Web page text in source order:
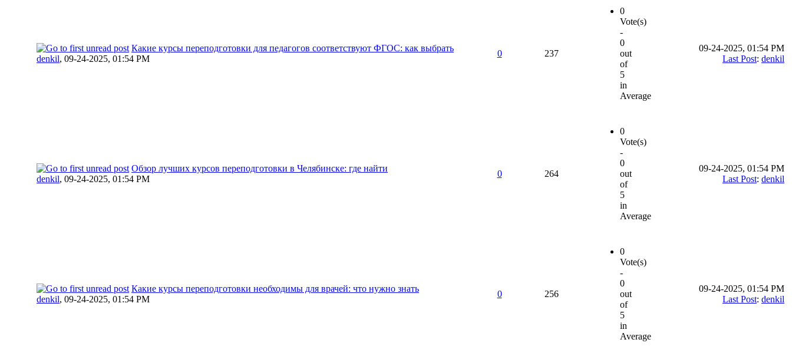
Какие курсы переподготовки для педагогов соответствуют ФГОС: как выбрать
denkil, 09-24-2025, 01:54 PM
0 237
0
Vote(s)
-
0
out
of
5
in
Average
09-24-2025, 01:54 PM
Last Post: denkil
Обзор лучших курсов переподготовки в Челябинске: где найти
denkil, 09-24-2025, 01:54 PM
0 264
0
Vote(s)
-
0
out
of
5
in
Average
09-24-2025, 01:54 PM
Last Post: denkil
Какие курсы переподготовки необходимы для врачей: что нужно знать
denkil, 09-24-2025, 01:54 PM
0 256
0
Vote(s)
-
0
out
of
5
in
Average
09-24-2025, 01:54 PM
Last Post: denkil